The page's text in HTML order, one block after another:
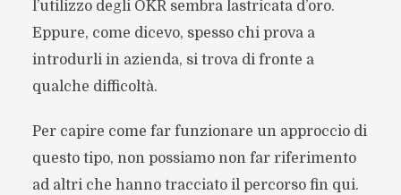
l’utilizzo degli OKR sembra lastricata d’oro.
Eppure, come dicevo, spesso chi prova a
introdurli in azienda, si trova di fronte a
qualche difficoltà.
Per capire come far funzionare un approccio di
questo tipo, non possiamo non far riferimento
ad altri che hanno tracciato il percorso fin qui.